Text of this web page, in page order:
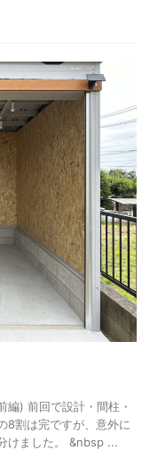
) 前回で設計・間柱・
8割は完ですが、意外に
けました。 &nbsp ...